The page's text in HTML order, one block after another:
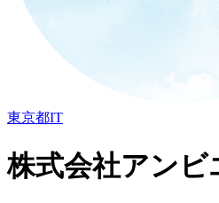
東京都IT
株式会社アンビ